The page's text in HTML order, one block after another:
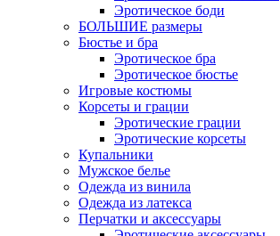
Эротическое боди
БОЛЬШИЕ размеры
Бюстье и бра
Эротическое бра
Эротическое бюстье
Игровые костюмы
Корсеты и грации
Эротические грации
Эротические корсеты
Купальники
Мужское белье
Одежда из винила
Одежда из латекса
Перчатки и аксессуары